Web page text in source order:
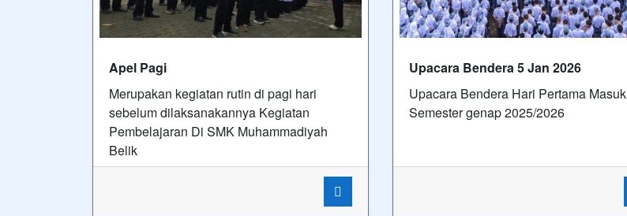
Apel Pagi
Merupakan kegiatan rutin di pagi hari
sebelum dilaksanakannya Kegiatan
Pembelajaran Di SMK Muhammadiyah
Belik
Upacara Bendera 5 Jan 2026
Upacara Bendera Hari Pertama Masuk
Semester genap 2025/2026